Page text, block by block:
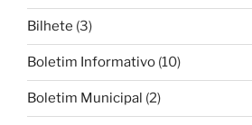
Bilhete (3)
Boletim Informativo (10)
Boletim Municipal (2)